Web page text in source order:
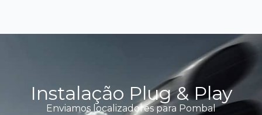
Instalação Plug & Play
Enviamos localizadores para Pombal